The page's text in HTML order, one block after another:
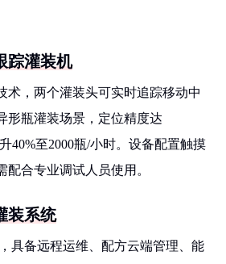
踪灌装机
术，两个灌装头可实时追踪移动中
形瓶灌装场景，定位精度达
40%至2000瓶/小时。设备配置触摸
配合专业调试人员使用。
装系统
具备远程运维、配方云端管理、能